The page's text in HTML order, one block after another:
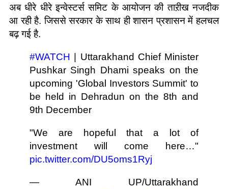
अब धीरे धीरे इन्वेस्टर्स समिट के आयोजन की ताऱीख नजदीक
आ रही है. जिससे सरकार के साथ ही शासन प्रशासन में हलचल
बढ़ गई है.
#WATCH | Uttarakhand Chief Minister
Pushkar Singh Dhami speaks on the
upcoming 'Global Investors Summit' to
be held in Dehradun on the 8th and
9th December
"We are hopeful that a lot of
investment will come here…"
pic.twitter.com/DU5oms1Ryj
— ANI UP/Uttarakhand